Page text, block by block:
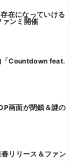
在になっていける
ァンミ開催
Countdown feat.
画面が閉鎖＆謎の
リリース＆ファン